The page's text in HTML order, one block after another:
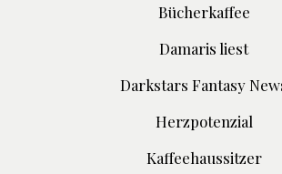
Bücherkaffee
Damaris liest
Darkstars Fantasy
Herzpotenzial
Kaffeehaussitzer